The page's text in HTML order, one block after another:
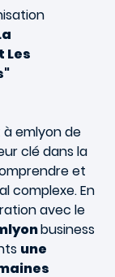
Les
emlyon de
clé dans la
et
complexe. En
avec le
business
une